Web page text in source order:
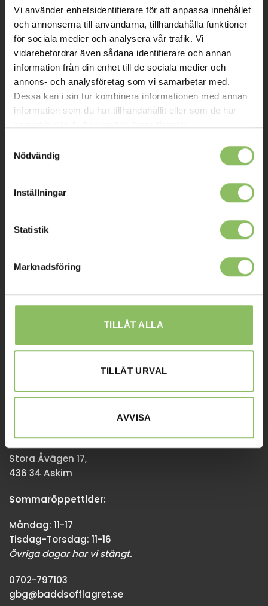
Vi använder enhetsidentifierare för att anpassa innehållet
och annonserna till användarna, tillhandahålla funktioner
för sociala medier och analysera vår trafik. Vi
vidarebefordrar även sådana identifierare och annan
information från din enhet till de sociala medier och
annons- och analysföretag som vi samarbetar med.
Dessa kan i sin tur kombinera informationen med annan
information som du har tillhandahållit eller som de har
Nödvändig
Inställningar
Statistik
Marknadsföring
TILLÅT ALLA
TILLÅT URVAL
AVVISA
INFORMATION
Om oss
Kontakt
Mitt konto
Köpvillkor
Reklamation
168 67 Bromma
Sommaröppettider:
Tisdag-Torsdag: 11-18
Övriga dagar har vi stängt.
info@baddsofflagret.se
Stora Åvägen 17,
436 34 Askim
Sommaröppettider:
Måndag: 11-17
Tisdag-Torsdag: 11-16
Övriga dagar har vi stängt.
0702-797103
gbg@baddsofflagret.se